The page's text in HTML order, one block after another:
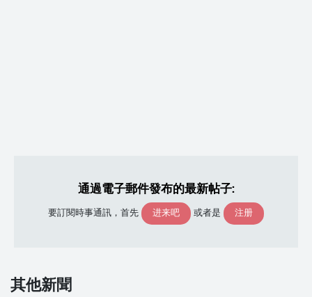
通過電子郵件發布的最新帖子:
要訂閱時事通訊，首先 进来吧 或者是 注册
其他新聞